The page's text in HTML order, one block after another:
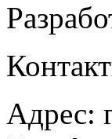
Адрес: